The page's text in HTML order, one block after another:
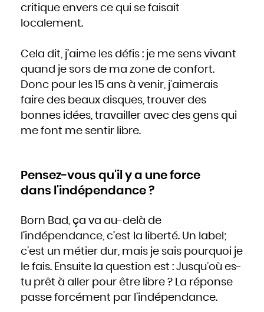
critique envers ce qui se faisait
localement.
Cela dit, j’aime les défis : je me sens vivant
quand je sors de ma zone de confort.
Donc pour les 15 ans à venir, j’aimerais
faire des beaux disques, trouver des
bonnes idées, travailler avec des gens qui
me font me sentir libre.
Pensez-vous qu'il y a une force
dans l'indépendance ?
Born Bad, ça va au-delà de
l’indépendance, c’est la liberté. Un label;
c’est un métier dur, mais je sais pourquoi je
le fais. Ensuite la question est : Jusqu’où es-
tu prêt à aller pour être libre ? La réponse
passe forcément par l’indépendance.